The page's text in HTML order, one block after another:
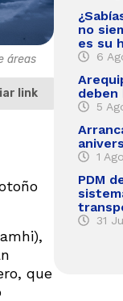
áreas
link
que
no
es su
6
deben
5
1
PDM
31